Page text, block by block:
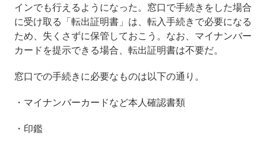
インでも行えるようになった。窓口で手続きをした場合
に受け取る「転出証明書」は、転入手続きで必要になる
ため、失くさずに保管しておこう。なお、マイナンバー
カードを提示できる場合、転出証明書は不要だ。
窓口での手続きに必要なものは以下の通り。
・マイナンバーカードなど本人確認書類
・印鑑